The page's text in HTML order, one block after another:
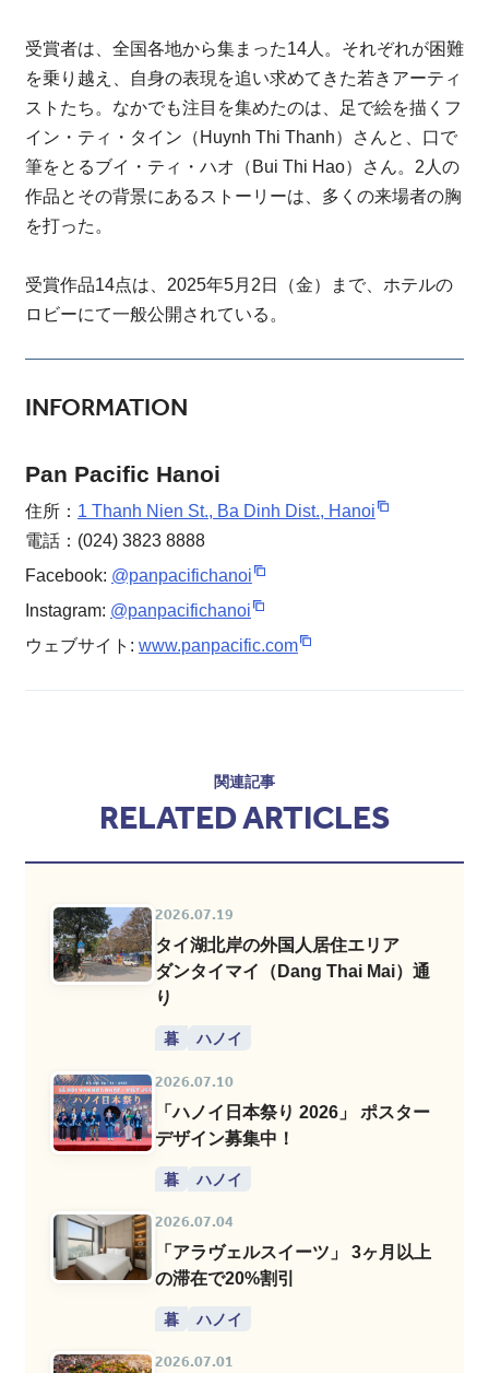
受賞者は、全国各地から集まった14人。それぞれが困難
を乗り越え、自身の表現を追い求めてきた若きアーティ
ストたち。なかでも注目を集めたのは、足で絵を描くフ
イン・ティ・タイン（Huynh Thi Thanh）さんと、口で
筆をとるブイ・ティ・ハオ（Bui Thi Hao）さん。2人の
作品とその背景にあるストーリーは、多くの来場者の胸
を打った。
受賞作品14点は、2025年5月2日（金）まで、ホテルの
ロビーにて一般公開されている。
INFORMATION
Pan Pacific Hanoi
住所： 1 Thanh Nien St., Ba Dinh Dist., Hanoi
電話：(024) 3823 8888
Facebook: @panpacifichanoi
Instagram: @panpacifichanoi
ウェブサイト: www.panpacific.com
関連記事
RELATED ARTICLES
2026.07.19
タイ湖北岸の外国人居住エリア
ダンタイマイ（Dang Thai Mai）通
り
暮 ハノイ
2026.07.10
「ハノイ日本祭り 2026」 ポスター
デザイン募集中！
暮 ハノイ
2026.07.04
「アラヴェルスイーツ」 3ヶ月以上
の滞在で20%割引
暮 ハノイ
2026.07.01